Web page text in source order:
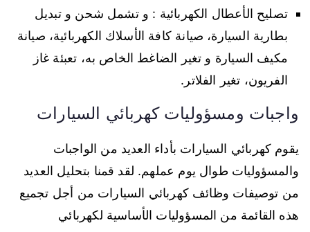
تصليح الأعطال الكهربائية : و تشمل شحن و تبديل
بطارية السيارة، صيانة كافة الأسلاك الكهربائية، صيانة
مكيف السيارة و تغير الضاغط الخاص به، تعبئة غاز
الفريون، تغير الفلاتر.
واجبات ومسؤوليات كهربائي السيارات
يقوم كهربائي السيارات بأداء العديد من الواجبات
والمسؤوليات طوال يوم عملهم. لقد قمنا بتحليل العديد
من توصيفات وظائف كهربائي السيارات من أجل تجميع
هذه القائمة من المسؤوليات الأساسية لكهربائي